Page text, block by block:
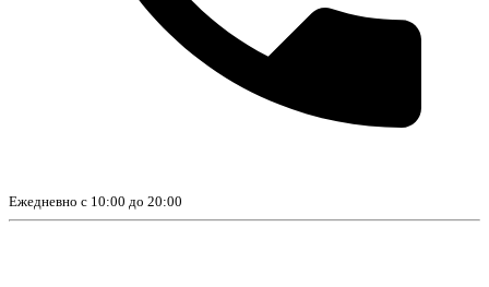
Ежедневно с 10:00 до 20:00